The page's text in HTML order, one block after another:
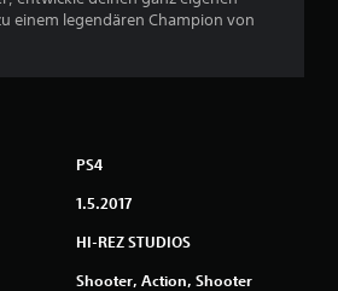
B
r
einem legendären Champion von
PS4
1.5.2017
HI-REZ STUDIOS
Shooter, Action, Shooter